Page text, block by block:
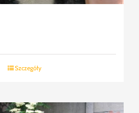
Szczegóły